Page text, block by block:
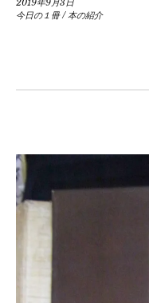
2019年9月3日
今日の１冊/本の紹介